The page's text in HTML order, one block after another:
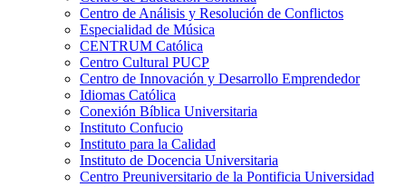
Centro de Análisis y Resolución de Conflictos
Especialidad de Música
CENTRUM Católica
Centro Cultural PUCP
Centro de Innovación y Desarrollo Emprendedor
Idiomas Católica
Conexión Bíblica Universitaria
Instituto Confucio
Instituto para la Calidad
Instituto de Docencia Universitaria
Centro Preuniversitario de la Pontificia Universidad